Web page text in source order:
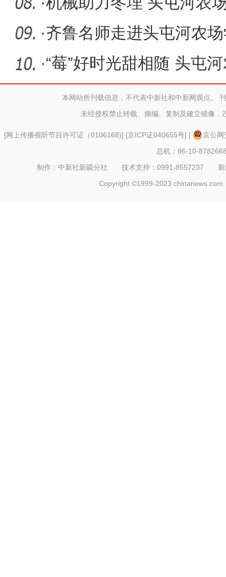
入“冬眠”
·齐鲁名师走进头屯河农
活动
·“莓”好时光甜相随 头屯
草莓熟
本网站所刊载信息，不代表中新社和中新网观点。
未经授权禁止转载、摘编、复制及建立镜像，
[网上传播视听节目许可证（0106168)] [京ICP证040655号] [
京公
总机：86-10-
制作：中新社新疆分社 技术支持：0991-8557237
Copyright ©1999-2023